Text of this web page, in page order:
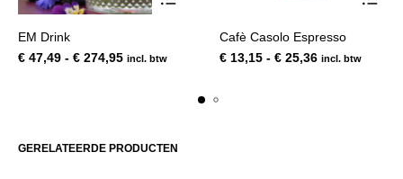
heeft
variaties.
optie
EM Drink
€ 47,49 - € 274,95Prijsklasse:
incl. btw
heeft
Cafè Casolo Espresso
€ 13,15 - € 25,36Prijsklasse:
incl. btw
GERELATEERDE PRODUCTEN